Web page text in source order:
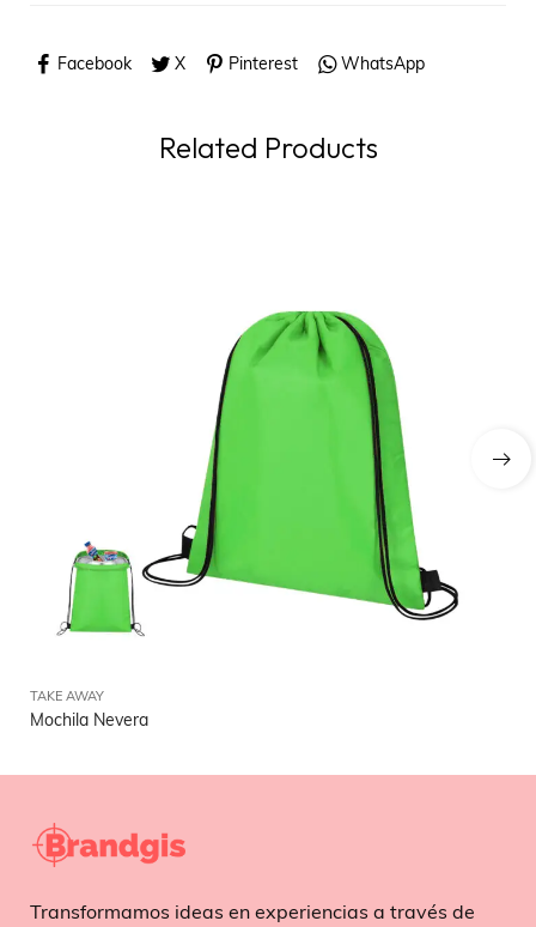
Facebook X Pinterest WhatsApp
Related Products
TAKE AWAY
Mochila Nevera
Transformamos ideas en experiencias a través de